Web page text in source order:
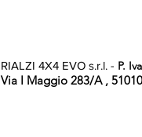
RIALZI 4X4 EVO s.r.l. - P.
Via I Maggio 283/A ,